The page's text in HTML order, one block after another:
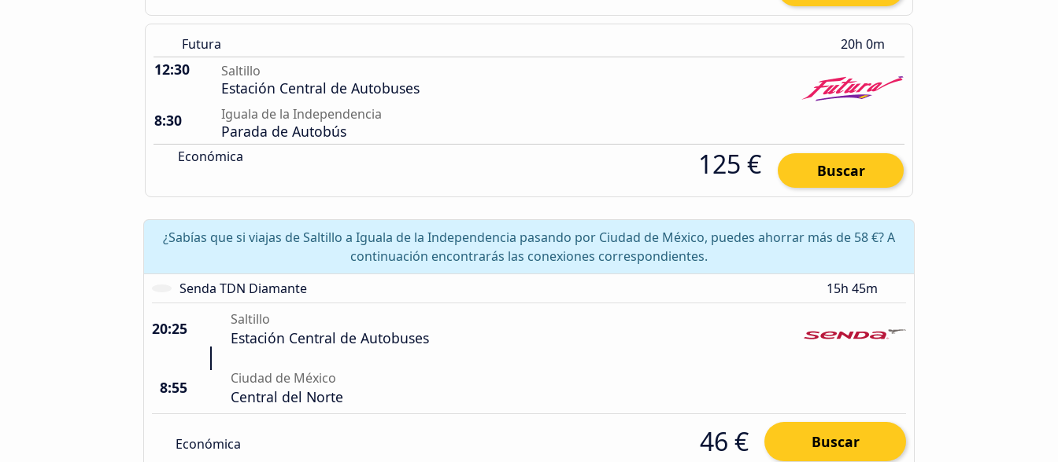
Futura 20h 0m
12:30 Saltillo
Estación Central de Autobuses
8:30
Iguala de la Independencia
Parada de Autobús
Económica 125 € Buscar
¿Sabías que si viajas de Saltillo a Iguala de la Independencia pasando por Ciudad de México, puedes ahorrar más de 58 €? A
continuación encontrarás las conexiones correspondientes.
Senda TDN Diamante
15h 45m
20:25 Saltillo
Estación Central de Autobuses
8:55 Ciudad de México
Central del Norte
Económica 46 € Buscar